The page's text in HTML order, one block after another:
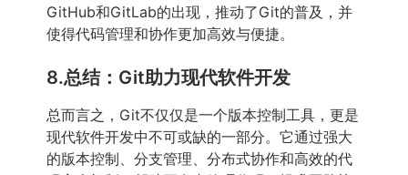
GitHub和GitLab的出现，推动了Git的普及，并
使得代码管理和协作更加高效与便捷。
8.总结：Git助力现代软件开发
总而言之，Git不仅仅是一个版本控制工具，更是
现代软件开发中不可或缺的一部分。它通过强大
的版本控制、分支管理、分布式协作和高效的代